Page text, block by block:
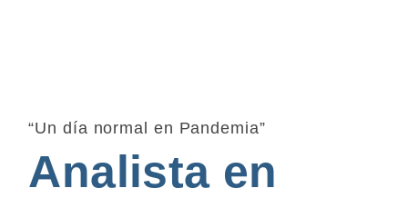
“Un día normal en Pandemia”
Analista en